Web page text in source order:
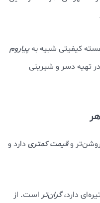
کیفیتی شبیه بهپیاروم
تهیه دسر و شیرینی
روشن‌تر وقیمت کمتری دارد و
دارد،گران‌تر است. از